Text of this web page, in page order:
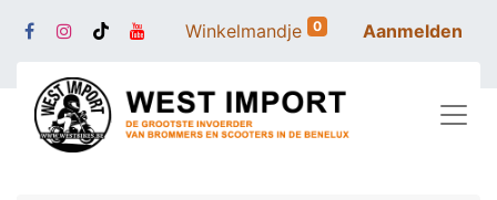
Winkelmandje 0 Aanmelden